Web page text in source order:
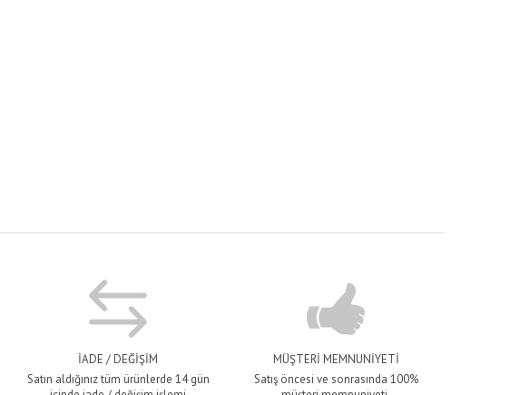
İADE / DEĞİŞİM
Satın aldığınız tüm ürünlerde 14 gün
MÜŞTERİ MEMNUNİYETİ
Satış öncesi ve sonrasında 100%